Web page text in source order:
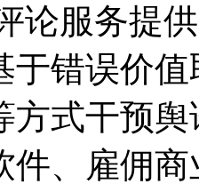
论服务提
于错误价
方式干预
件、雇佣